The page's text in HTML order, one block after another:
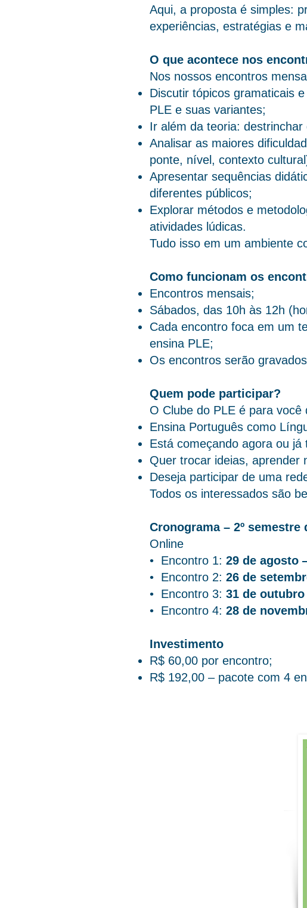
Aqui, a proposta é simples:
experiências, estratégias e
O que acontece nos
Nos nossos encontros
Discutir tópicos gramaticais
PLE e suas variantes;
Ir além da teoria:
Analisar as maiores
ponte, nível, contexto
Apresentar sequências
diferentes públicos;
Explorar métodos e
atividades lúdicas.
Tudo isso em um ambiente
Como funcionam os
Encontros mensais;
Sábados, das 10h às 12h
Cada encontro foca em um
ensina PLE;
Os encontros serão
Quem pode participar?
O Clube do PLE é para você
Ensina Português como
Está começando agora ou já
Quer trocar ideias, aprender
Deseja participar de uma
Todos os interessados são
Cronograma – 2º semestre
Online
•⁠ ⁠Encontro 1: 29 de agosto
•⁠ ⁠Encontro 2: 26 de
•⁠ ⁠Encontro 3: 31 de
•⁠ ⁠Encontro 4: 28 de
Investimento
R$ 60,00 por encontro;
R$ 192,00 – pacote com 4